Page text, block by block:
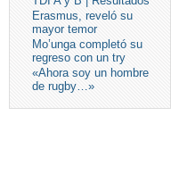
Erasmus, reveló su
mayor temor
Mo’unga completó su
regreso con un try
«Ahora soy un hombre
de rugby…»